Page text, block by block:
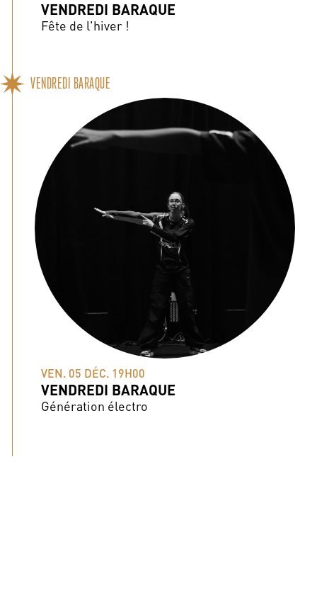
VENDREDI BARAQUE
Fête de l'hiver !
VENDREDI BARAQUE
VEN. 05 DÉC. 19H00
VENDREDI BARAQUE
Génération électro